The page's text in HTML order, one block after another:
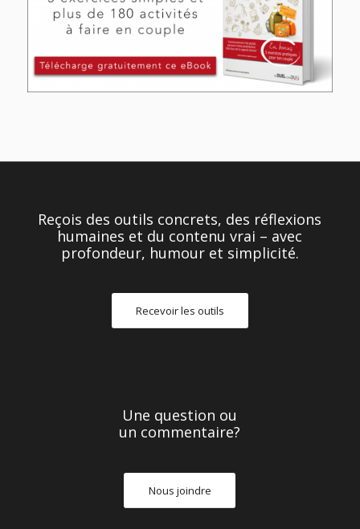
Reçois des outils concrets, des réflexions
humaines et du contenu vrai – avec
profondeur, humour et simplicité.
Recevoir les outils
Une question ou
un commentaire?
Nous joindre